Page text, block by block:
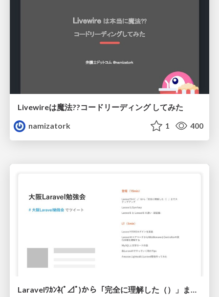
Livewireは魔法??コードリーディング してみた
namizatork
1 400
Laravelﾜｶﾝﾈ(ﾟ⊿ﾟ)から「完全に理解した（）」までステップアップ